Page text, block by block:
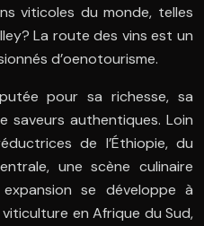
viticoles du monde, telles
La route des vins est un
d’oenotourisme.
pour sa richesse, sa
saveurs authentiques. Loin
de l’Éthiopie, du
une scène culinaire
se développe à
en Afrique du Sud,